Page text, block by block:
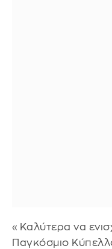
«Καλύτερα να
Παγκόσμιο